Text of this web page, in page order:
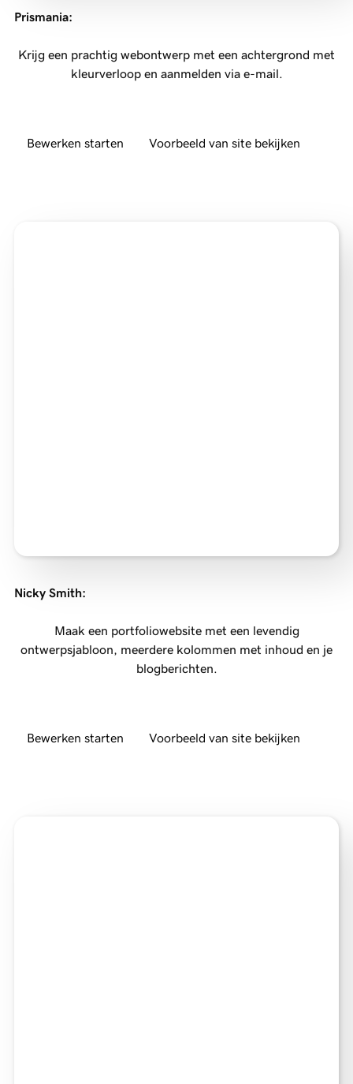
Prismania:
Krijg een prachtig webontwerp met een achtergrond met
kleurverloop en aanmelden via e-mail.
Bewerken starten Voorbeeld van site bekijken
Nicky Smith:
Maak een portfoliowebsite met een levendig
ontwerpsjabloon, meerdere kolommen met inhoud en je
blogberichten.
Bewerken starten Voorbeeld van site bekijken